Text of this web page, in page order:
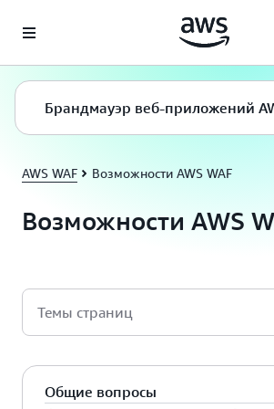
Перейти к главному контенту
Брандмауэр веб-приложений
AWS WAF Возможности AWS WAF
Возможности AWS
Темы страниц
Общие вопросы